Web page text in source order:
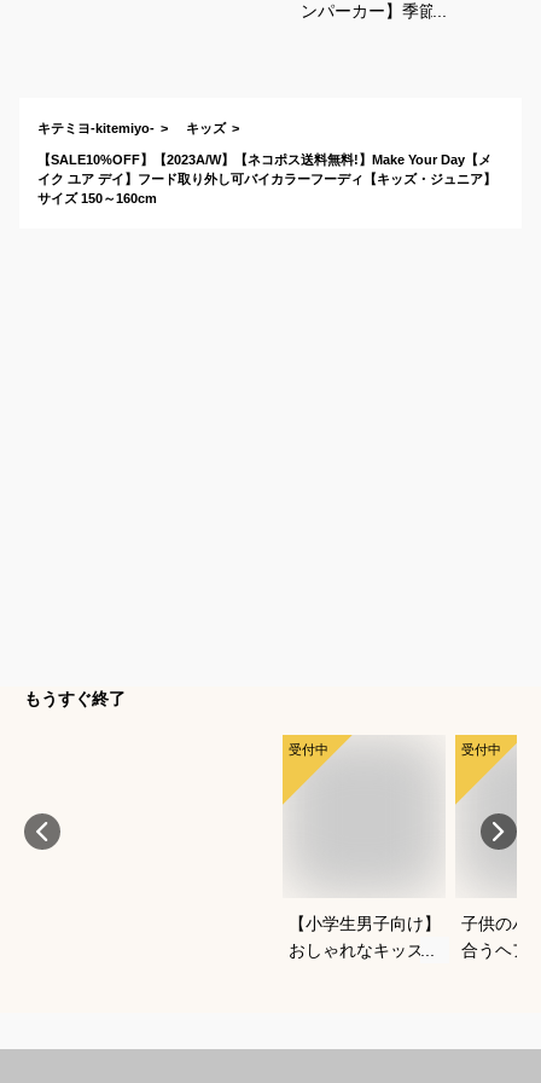
ンパーカー】季節の
キテミヨ-kitemiyo- キッズ
【SALE10%OFF】【2023A/W】【ネコポス送料無料!】Make Your Day【メ
イク ユア デイ】フード取り外し可バイカラーフーディ【キッズ・ジュニア】
サイズ 150～160cm
もうすぐ終了
受付中
【小学生男子向け】
おしゃれなキッズジ
受付中
子供のパ
合うヘア